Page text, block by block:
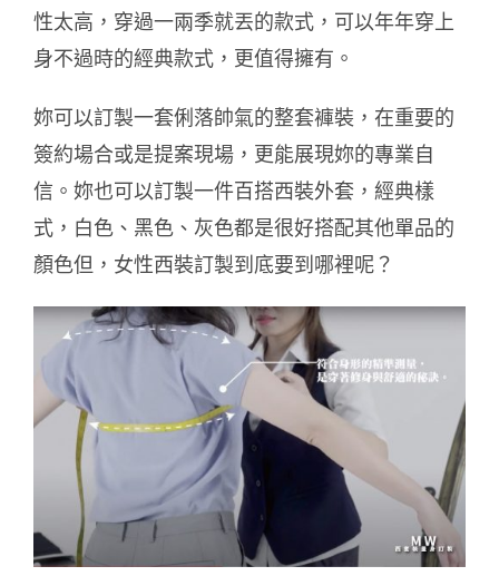
性太高，穿過一兩季就丟的款式，可以年年穿上
身不過時的經典款式，更值得擁有。
妳可以訂製一套俐落帥氣的整套褲裝，在重要的
簽約場合或是提案現場，更能展現妳的專業自
信。妳也可以訂製一件百搭西裝外套，經典樣
式，白色、黑色、灰色都是很好搭配其他單品的
顏色但，女性西裝訂製到底要到哪裡呢？